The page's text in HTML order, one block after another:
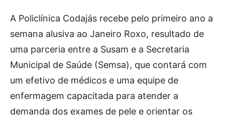
A Policlínica Codajás recebe pelo primeiro ano a
semana alusiva ao Janeiro Roxo, resultado de
uma parceria entre a Susam e a Secretaria
Municipal de Saúde (Semsa), que contará com
um efetivo de médicos e uma equipe de
enfermagem capacitada para atender a
demanda dos exames de pele e orientar os